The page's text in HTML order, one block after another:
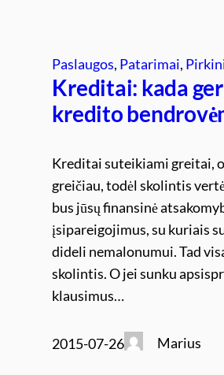
Paslaugos, Patarimai,
Kreditai: kada
kredito
Kreditai suteikiami greitai,
greičiau, todėl skolintis
bus jūsų finansinė
įsipareigojimus, su kuriais
dideli nemalonumui. Tad
skolintis. O jei sunku
klausimus…
2015-07-26 Marius